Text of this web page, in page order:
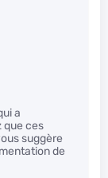
a
que ces
suggère
de